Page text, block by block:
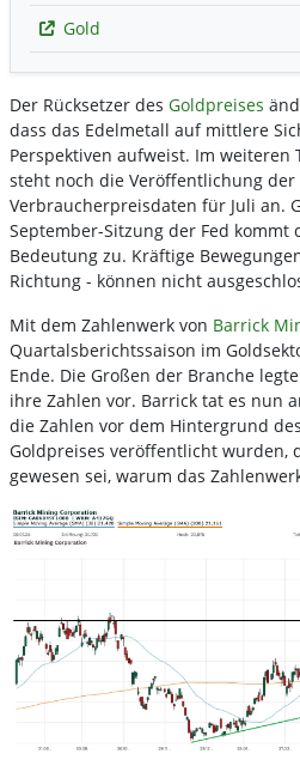
Gold
Der Rücksetzer des Goldpreises
dass das Edelmetall auf mittlere
Perspektiven aufweist. Im weiteren
steht noch die Veröffentlichung
Verbraucherpreisdaten für Juli an.
September-Sitzung der Fed kommt
Bedeutung zu. Kräftige
Richtung - können nicht
Mit dem Zahlenwerk von Barrick
Quartalsberichtssaison im
Ende. Die Großen der Branche
ihre Zahlen vor. Barrick tat es nun
die Zahlen vor dem Hintergrund
Goldpreises veröffentlicht
gewesen sei, warum das